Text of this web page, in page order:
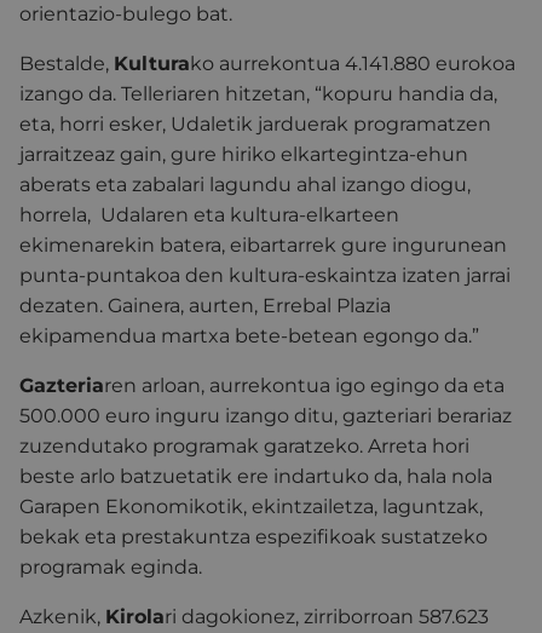
orientazio-bulego bat.
Bestalde, Kulturako aurrekontua 4.141.880 eurokoa
izango da. Telleriaren hitzetan, “kopuru handia da,
eta, horri esker, Udaletik jarduerak programatzen
jarraitzeaz gain, gure hiriko elkartegintza-ehun
aberats eta zabalari lagundu ahal izango diogu,
horrela, Udalaren eta kultura-elkarteen
ekimenarekin batera, eibartarrek gure ingurunean
punta-puntakoa den kultura-eskaintza izaten jarrai
dezaten. Gainera, aurten, Errebal Plazia
ekipamendua martxa bete-betean egongo da.”
Gazteriaren arloan, aurrekontua igo egingo da eta
500.000 euro inguru izango ditu, gazteriari berariaz
zuzendutako programak garatzeko. Arreta hori
beste arlo batzuetatik ere indartuko da, hala nola
Garapen Ekonomikotik, ekintzailetza, laguntzak,
bekak eta prestakuntza espezifikoak sustatzeko
programak eginda.
Azkenik, Kirolari dagokionez, zirriborroan 587.623